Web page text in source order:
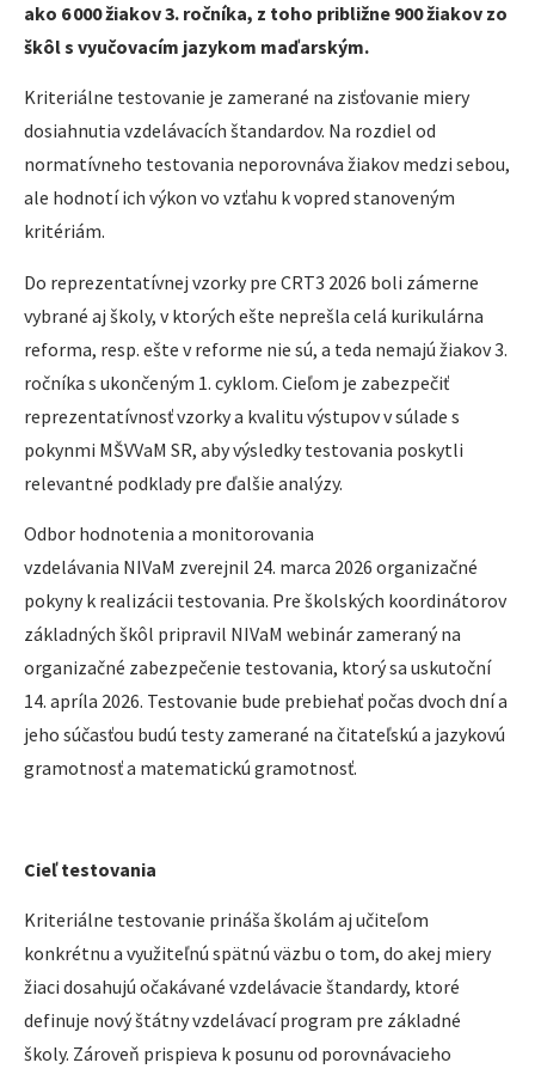
ako 6 000 žiakov 3. ročníka, z toho približne 900 žiakov zo
škôl s vyučovacím jazykom maďarským.
Kriteriálne testovanie je zamerané na zisťovanie miery
dosiahnutia vzdelávacích štandardov. Na rozdiel od
normatívneho testovania neporovnáva žiakov medzi sebou,
ale hodnotí ich výkon vo vzťahu k vopred stanoveným
kritériám.
Do reprezentatívnej vzorky pre CRT3 2026 boli zámerne
vybrané aj školy, v ktorých ešte neprešla celá kurikulárna
reforma, resp. ešte v reforme nie sú, a teda nemajú žiakov 3.
ročníka s ukončeným 1. cyklom. Cieľom je zabezpečiť
reprezentatívnosť vzorky a kvalitu výstupov v súlade s
pokynmi MŠVVaM SR, aby výsledky testovania poskytli
relevantné podklady pre ďalšie analýzy.
Odbor hodnotenia a monitorovania
vzdelávania NIVaM zverejnil 24. marca 2026 organizačné
pokyny k realizácii testovania. Pre školských koordinátorov
základných škôl pripravil NIVaM webinár zameraný na
organizačné zabezpečenie testovania, ktorý sa uskutoční
14. apríla 2026. Testovanie bude prebiehať počas dvoch dní a
jeho súčasťou budú testy zamerané na čitateľskú a jazykovú
gramotnosť a matematickú gramotnosť.
Cieľ testovania
Kriteriálne testovanie prináša školám aj učiteľom
konkrétnu a využiteľnú spätnú väzbu o tom, do akej miery
žiaci dosahujú očakávané vzdelávacie štandardy, ktoré
definuje nový štátny vzdelávací program pre základné
školy. Zároveň prispieva k posunu od porovnávacieho